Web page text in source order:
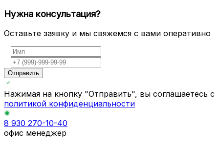
Нужна консультация?
Оставьте заявку и мы свяжемся с вами оперативно
Отправить
Нажимая на кнопку "Отправить", вы соглашаетесь с
политикой конфиденциальности
8 930 270-10-40
офис менеджер